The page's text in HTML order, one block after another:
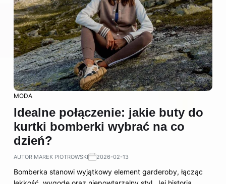
MODA
Idealne połączenie: jakie buty do
kurtki bomberki wybrać na co
dzień?
AUTOR:MAREK PIOTROWSKI 2026-02-13
Bomberka stanowi wyjątkowy element garderoby, łącząc